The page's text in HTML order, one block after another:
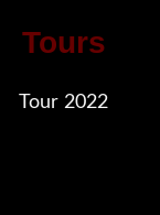
Tours
Tour 2022